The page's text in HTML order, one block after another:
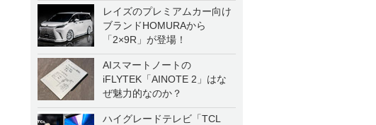
レイズのプレミアムカー向け
ブランドHOMURAから
「2×9R」が登場！
AIスマートノートの
iFLYTEK「AINOTE 2」はな
ぜ魅力的なのか？
ハイグレードテレビ「TCL